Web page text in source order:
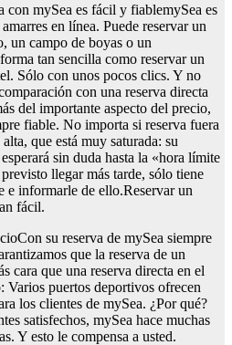
con mySea es fácil y fiablemySea es
en línea. Puede reservar un
un campo de boyas o un
tan sencilla como reservar un
Sólo con unos pocos clics. Y no
con una reserva directa
del importante aspecto del precio,
fiable. No importa si reserva fuera
que está muy saturada: su
sin duda hasta la «hora límite
llegar más tarde, sólo tiene
e informarle de ello.Reservar un
fácil.
su reserva de mySea siempre
que la reserva de un
cara que una reserva directa en el
puertos deportivos ofrecen
los clientes de mySea. ¿Por qué?
satisfechos, mySea hace muchas
Y esto le compensa a usted.